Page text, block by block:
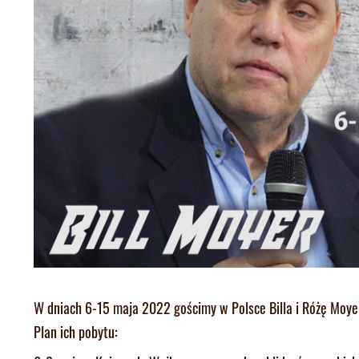
W dniach 6-15 maja 2022 gościmy w Polsce Billa i Różę
Plan ich pobytu: